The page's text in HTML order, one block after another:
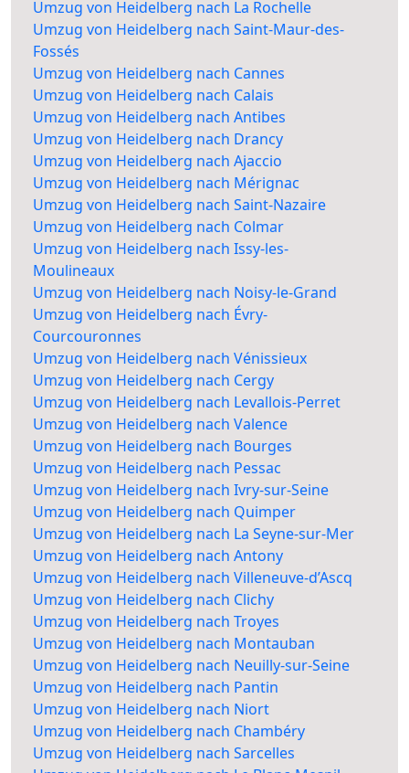
Umzug von Heidelberg nach La Rochelle
Umzug von Heidelberg nach Saint-Maur-des-
Fossés
Umzug von Heidelberg nach Cannes
Umzug von Heidelberg nach Calais
Umzug von Heidelberg nach Antibes
Umzug von Heidelberg nach Drancy
Umzug von Heidelberg nach Ajaccio
Umzug von Heidelberg nach Mérignac
Umzug von Heidelberg nach Saint-Nazaire
Umzug von Heidelberg nach Colmar
Umzug von Heidelberg nach Issy-les-
Moulineaux
Umzug von Heidelberg nach Noisy-le-Grand
Umzug von Heidelberg nach Évry-
Courcouronnes
Umzug von Heidelberg nach Vénissieux
Umzug von Heidelberg nach Cergy
Umzug von Heidelberg nach Levallois-Perret
Umzug von Heidelberg nach Valence
Umzug von Heidelberg nach Bourges
Umzug von Heidelberg nach Pessac
Umzug von Heidelberg nach Ivry-sur-Seine
Umzug von Heidelberg nach Quimper
Umzug von Heidelberg nach La Seyne-sur-Mer
Umzug von Heidelberg nach Antony
Umzug von Heidelberg nach Villeneuve-d’Ascq
Umzug von Heidelberg nach Clichy
Umzug von Heidelberg nach Troyes
Umzug von Heidelberg nach Montauban
Umzug von Heidelberg nach Neuilly-sur-Seine
Umzug von Heidelberg nach Pantin
Umzug von Heidelberg nach Niort
Umzug von Heidelberg nach Chambéry
Umzug von Heidelberg nach Sarcelles